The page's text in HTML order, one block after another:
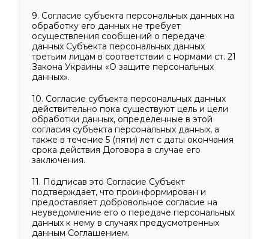
9. Согласие субъекта персональных данных на
обработку его данных не требует
осуществления сообщений о передаче
данных Субъекта персональных данных
третьим лицам в соответствии с нормами ст. 21
Закона Украины «О защите персональных
данных».
10. Согласие субъекта персональных данных
действительно пока существуют цель и цели
обработки данных, определенные в этой
согласия субъекта персональных данных, а
также в течение 5 (пяти) лет с даты окончания
срока действия Договора в случае его
заключения.
11. Подписав это Согласие Субъект
подтверждает, что проинформирован и
предоставляет добровольное согласие на
неуведомление его о передаче персональных
данных к нему в случаях предусмотренных
данным Соглашением.